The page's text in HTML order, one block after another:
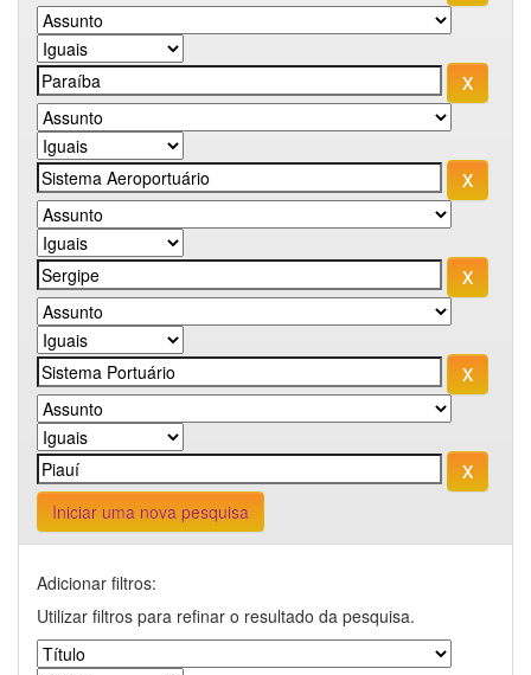
Iniciar uma nova pesquisa
Adicionar filtros:
Utilizar filtros para refinar o resultado da pesquisa.